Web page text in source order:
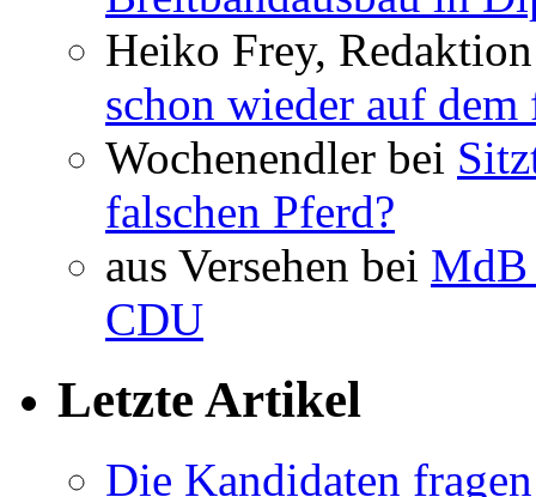
Heiko Frey,
schon wieder auf dem
Wochenendler bei
falschen Pferd?
aus Versehen bei MdB
CDU
Letzte Artikel
Die Kandidaten fragen